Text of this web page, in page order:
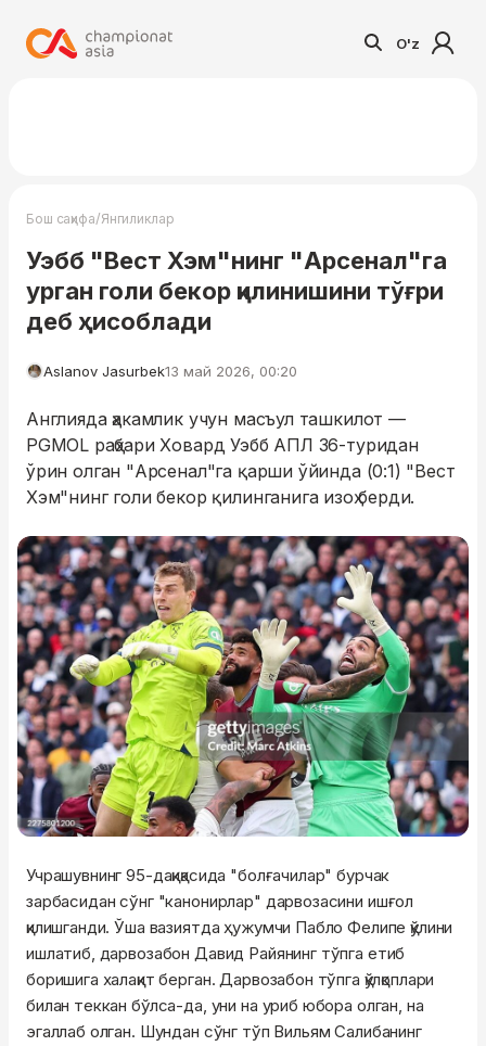
O'z
Бош саҳифа/Янгиликлар
Уэбб "Вест Хэм"нинг "Арсенал"га
урган голи бекор қилинишини тўғри
деб ҳисоблади
Aslanov Jasurbek13 май 2026, 00:20
Англияда ҳакамлик учун масъул ташкилот —
PGMOL раҳбари Ховард Уэбб АПЛ 36-туридан
ўрин олган "Арсенал"га қарши ўйинда (0:1) "Вест
Хэм"нинг голи бекор қилинганига изоҳ берди.
Учрашувнинг 95-дақиқасида "болғачилар" бурчак
зарбасидан сўнг "канонирлар" дарвозасини ишғол
қилишганди. Ўша вазиятда ҳужумчи Пабло Фелипе қўлини
ишлатиб, дарвозабон Давид Райянинг тўпга етиб
боришига халақит берган. Дарвозабон тўпга қўлқоплари
билан теккан бўлса-да, уни на уриб юбора олган, на
эгаллаб олган. Шундан сўнг тўп Вильям Салибанинг